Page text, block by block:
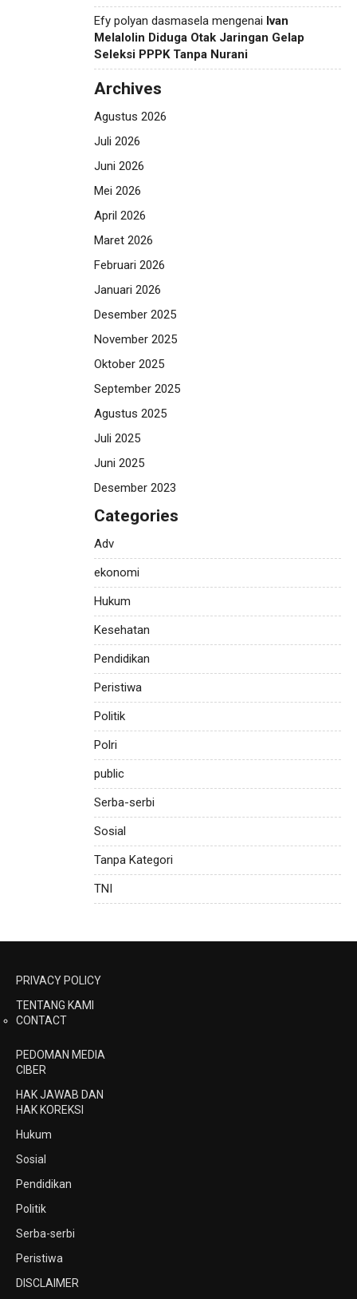
Efy polyan dasmasela mengenai Ivan
Melalolin Diduga Otak Jaringan Gelap
Seleksi PPPK Tanpa Nurani
Archives
Agustus 2026
Juli 2026
Juni 2026
Mei 2026
April 2026
Maret 2026
Februari 2026
Januari 2026
Desember 2025
November 2025
Oktober 2025
September 2025
Agustus 2025
Juli 2025
Juni 2025
Desember 2023
Categories
Adv
ekonomi
Hukum
Kesehatan
Pendidikan
Peristiwa
Politik
Polri
public
Serba-serbi
Sosial
Tanpa Kategori
TNI
PRIVACY POLICY
TENTANG KAMI
CONTACT
PEDOMAN MEDIA
CIBER
HAK JAWAB DAN
HAK KOREKSI
Hukum
Sosial
Pendidikan
Politik
Serba-serbi
Peristiwa
DISCLAIMER